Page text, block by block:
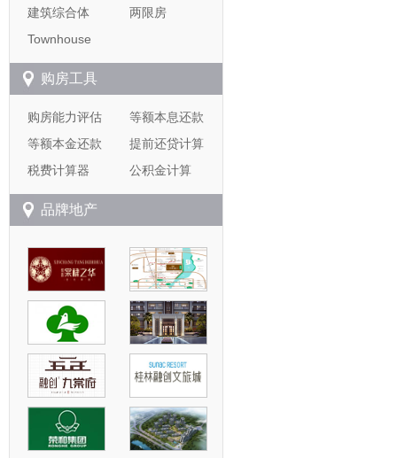
建筑综合体
两限房
Townhouse
购房工具
购房能力评估
等额本息还款
等额本金还款
提前还贷计算
税费计算器
公积金计算
品牌地产